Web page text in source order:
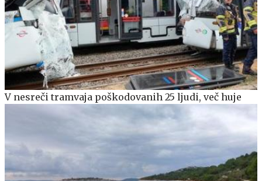
V nesreči tramvaja poškodovanih 25 ljudi, več huje